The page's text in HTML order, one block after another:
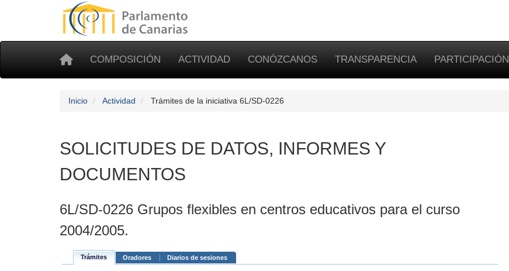
COMPOSICIÓN ACTIVIDAD CONÓZCANOS TRANSPARENCIA PARTICIPACIÓN
Inicio Actividad Trámites de la iniciativa 6L/SD-0226
SOLICITUDES DE DATOS, INFORMES Y
DOCUMENTOS
6L/SD-0226 Grupos flexibles en centros educativos para el curso
2004/2005.
Trámites Oradores Diarios de sesiones